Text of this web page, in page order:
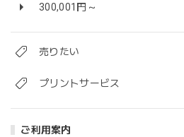
300,001円～
売りたい
プリントサービス
ご利用案内